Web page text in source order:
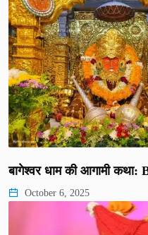
बागेश्वर धाम की आगामी
October 6, 2025